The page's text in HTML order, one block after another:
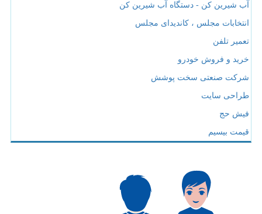
آب شیرین کن - دستگاه آب شیرین کن
انتخابات مجلس ، کاندیدای مجلس
تعمیر تلفن
خرید و فروش خودرو
شرکت صنعتی سخت پوشش
طراحی سایت
فیش حج
قیمت بیسیم